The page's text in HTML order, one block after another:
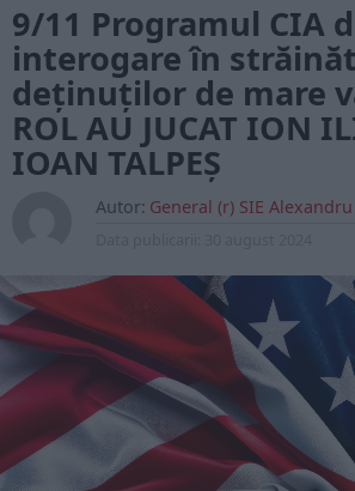
9/11 Programul CIA
interogare în
deţinuţilor de mare
ROL AU JUCAT ION
IOAN TALPEȘ
Autor: General (r) SIE